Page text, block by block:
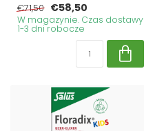
€71,50 €58,50
W magazynie. Czas dostawy
1-3 dni robocze